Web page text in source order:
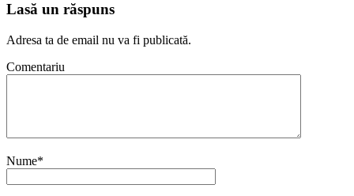
Lasă un răspuns
Adresa ta de email nu va fi publicată.
Comentariu
Nume*